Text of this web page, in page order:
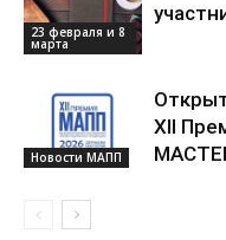
23 февраля и 8
марта
Новости МАПП
XII